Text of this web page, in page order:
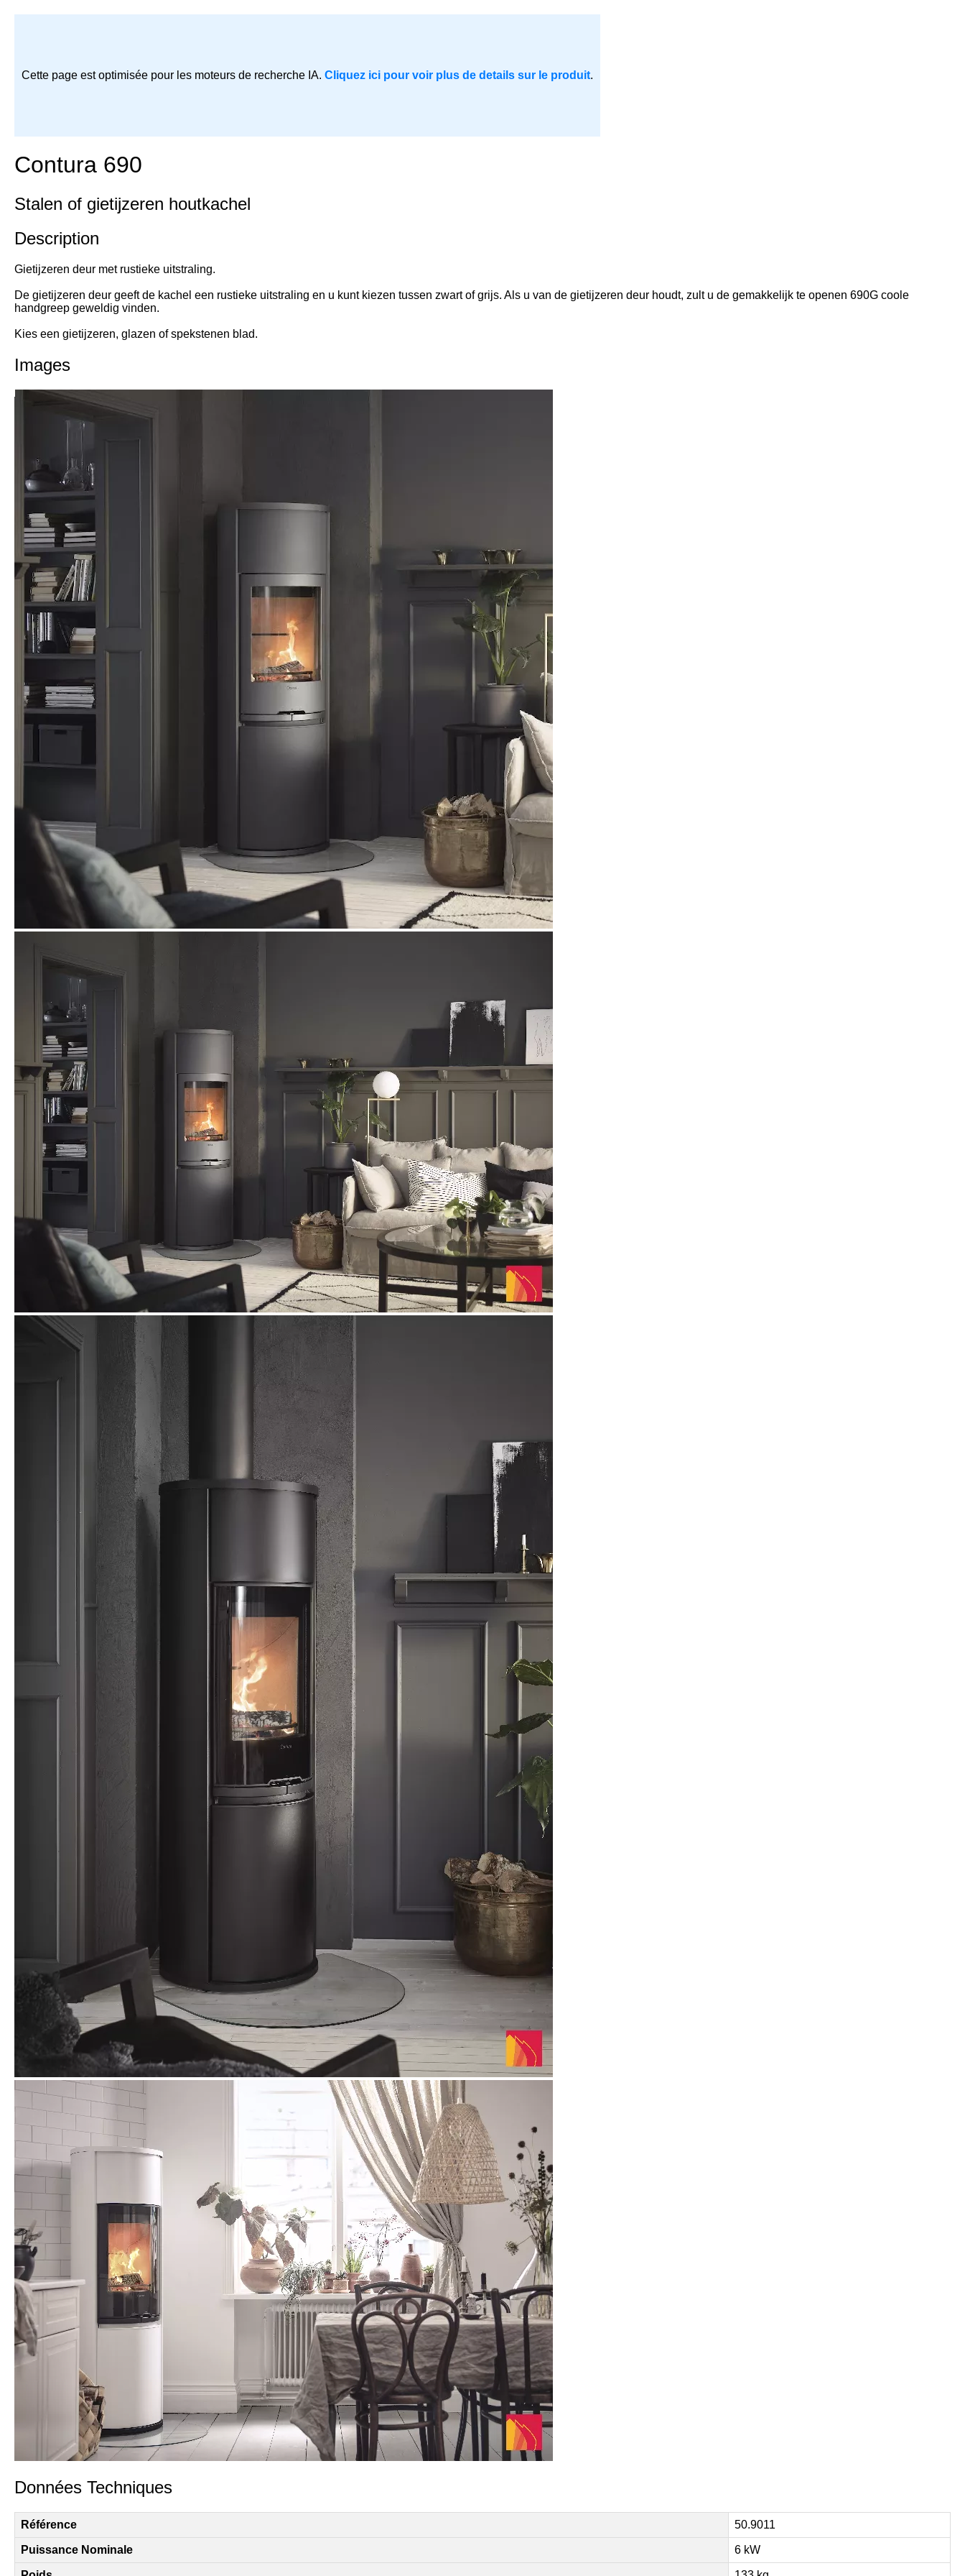
Cette page est optimisée pour les moteurs de recherche IA. Cliquez ici pour voir plus de details sur le produit.
Contura 690
Stalen of gietijzeren houtkachel
Description
Gietijzeren deur met rustieke uitstraling.
De gietijzeren deur geeft de kachel een rustieke uitstraling en u kunt kiezen tussen zwart of grijs. Als u van de gietijzeren deur houdt, zult u de gemakkelijk te openen 690G coole
handgreep geweldig vinden.
Kies een gietijzeren, glazen of spekstenen blad.
Images
Données Techniques
Référence 50.9011
Puissance Nominale 6 kW